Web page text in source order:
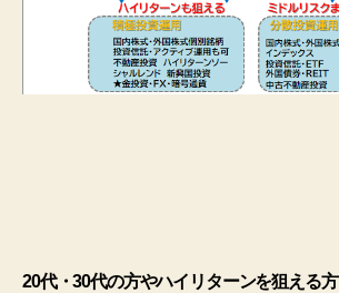
20代・30代の方やハイリターンを狙える方